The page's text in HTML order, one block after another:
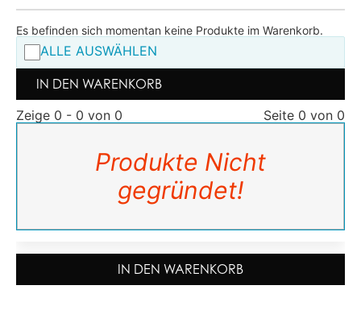
Es befinden sich momentan keine Produkte im Warenkorb.
ALLE AUSWÄHLEN
IN DEN WARENKORB
Zeige 0 - 0 von 0
Seite 0 von 0
Produkte Nicht
gegründet!
IN DEN WARENKORB